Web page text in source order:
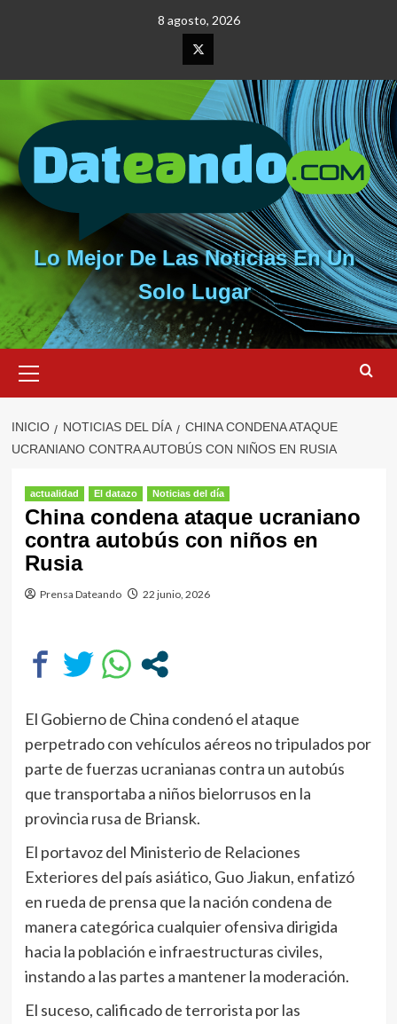
8 agosto, 2026
Elemento
del
menú
Lo Mejor De Las Noticias En Un
Solo Lugar
primario
INICIO NOTICIAS DEL DÍA
CHINA CONDENA ATAQUE
UCRANIANO CONTRA AUTOBÚS CON NIÑOS EN RUSIA
actualidad El datazo Noticias del día
China condena ataque ucraniano
contra autobús con niños en
Rusia
Prensa Dateando 22 junio, 2026
El Gobierno de China condenó el ataque
perpetrado con vehículos aéreos no tripulados por
parte de fuerzas ucranianas contra un autobús
que transportaba a niños bielorrusos en la
provincia rusa de Briansk.
El portavoz del Ministerio de Relaciones
Exteriores del país asiático, Guo Jiakun, enfatizó
en rueda de prensa que la nación condena de
manera categórica cualquier ofensiva dirigida
hacia la población e infraestructuras civiles,
instando a las partes a mantener la moderación.
El suceso, calificado de terrorista por las